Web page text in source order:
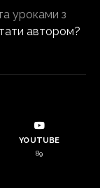
уроками з
автором?
YOUTUBE
89